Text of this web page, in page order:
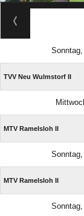
TVV Neu Wulmstorf II
MTV Ramelsloh II
MTV Ramelsloh II